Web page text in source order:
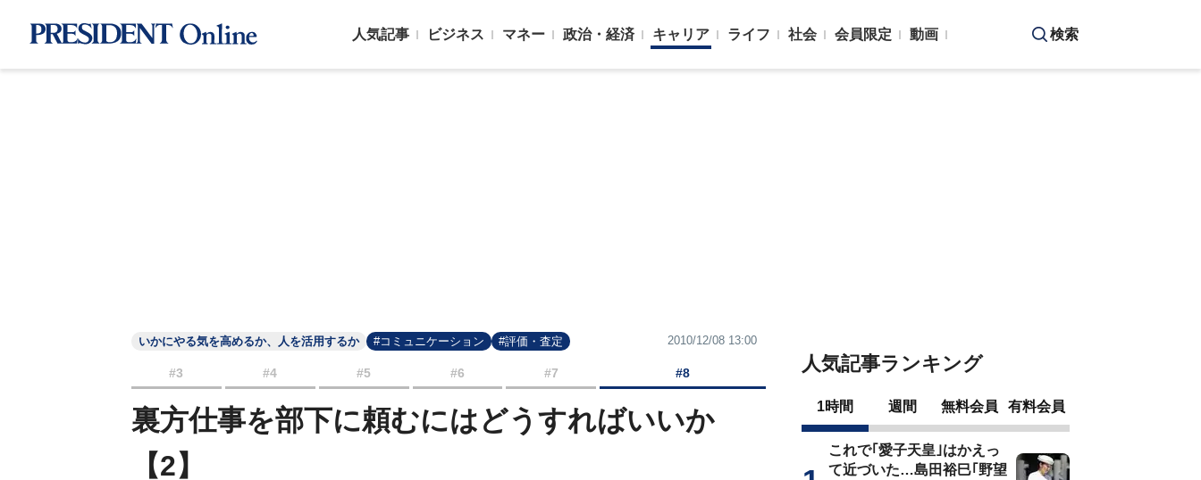
人気記事 ビジネス マネー 政治・経済 キャリア ライフ 社会 会員限定 動画 検索
いかにやる気を高めるか、人を活用するか #コミュニケーション #評価・査定 2010/12/08 13:00
#3 #4 #5 #6 #7 #8
裏方仕事を部下に頼むにはどうすればいいか
【2】
人気記事ランキング
1時間 週間 無料会員 有料会員
これで｢愛子天皇｣はかえっ
て近づいた…島田裕巳｢野望